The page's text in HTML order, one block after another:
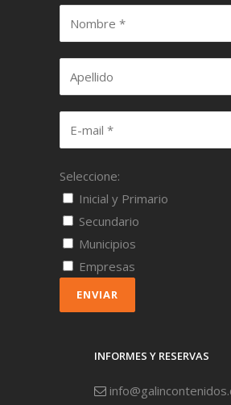
Seleccione:
Inicial y Primario
Secundario
Municipios
Empresas
ENVIAR
INFORMES Y RESERVAS